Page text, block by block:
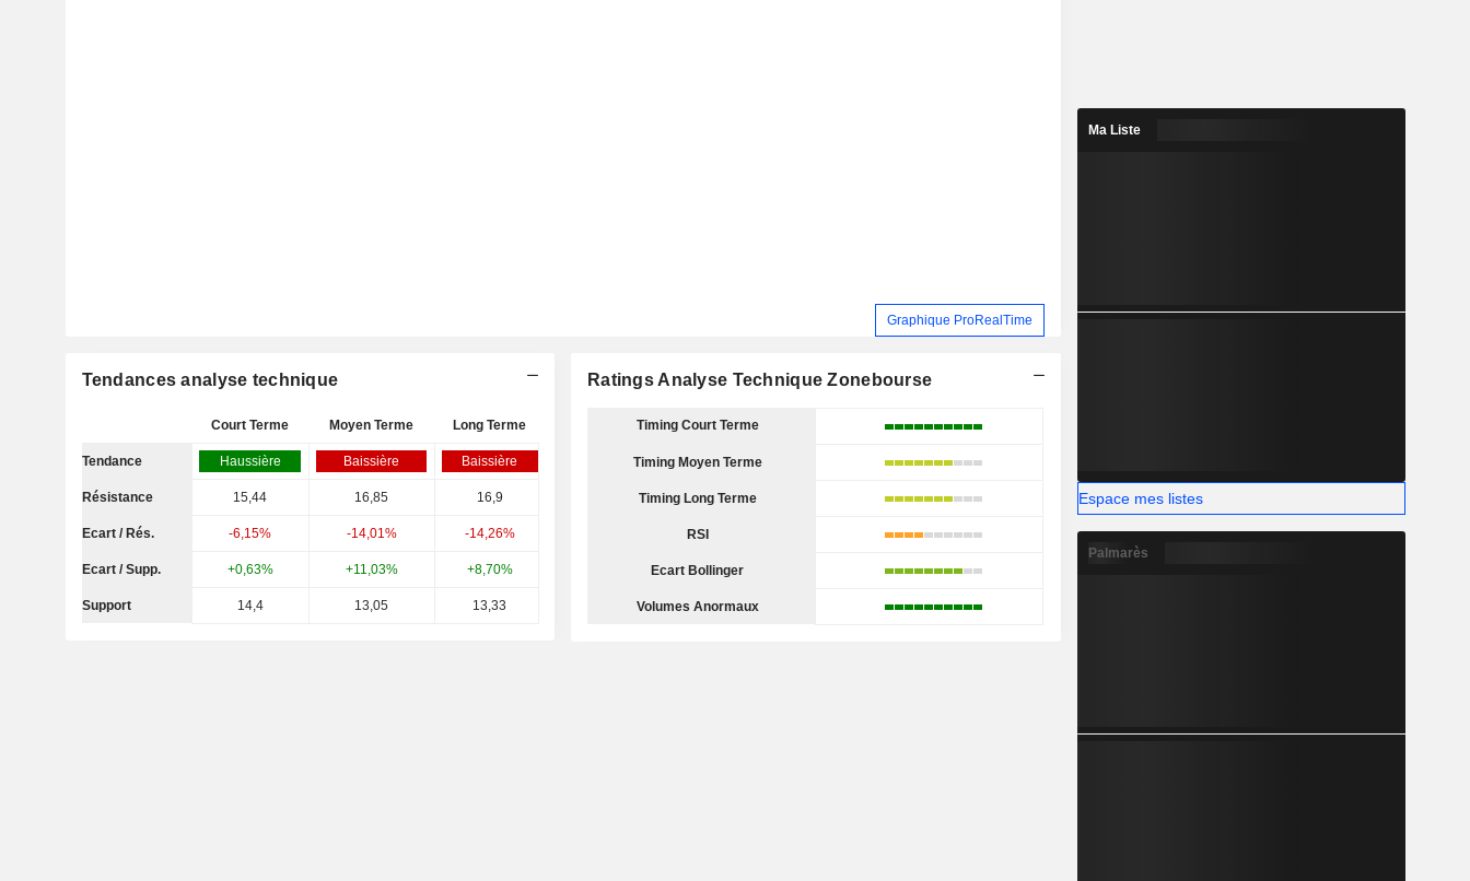
Graphique ProRealTime
Tendances analyse technique
Court Terme Moyen Terme Long Terme
Tendance Haussière Baissière Baissière
Résistance 15,44 16,85 16,9
Ecart / Rés. -6,15% -14,01% -14,26%
Ecart / Supp. +0,63% +11,03% +8,70%
Support 14,4 13,05 13,33
Ratings Analyse Technique Zonebourse
Timing Court Terme
Timing Moyen Terme
Timing Long Terme
RSI
Ecart Bollinger
Volumes Anormaux
Ma Liste
Espace mes listes
Palmarès